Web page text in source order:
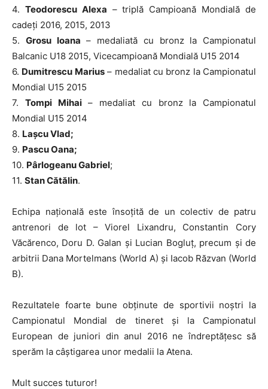
4. Teodorescu Alexa – triplă Campioană Mondială de
cadeți 2016, 2015, 2013
5. Grosu Ioana – medaliată cu bronz la Campionatul
Balcanic U18 2015, Vicecampioană Mondială U15 2014
6. Dumitrescu Marius– medaliat cu bronz la Campionatul
Mondial U15 2015
7. Tompi Mihai– medaliat cu bronz la Campionatul
Mondial U15 2014
8. Lașcu Vlad;
9. Pascu Oana;
10. Pârlogeanu Gabriel;
11. Stan Cătălin.
Echipa națională este însoțită de un colectiv de patru
antrenori de lot – Viorel Lixandru, Constantin Cory
Văcărenco, Doru D. Galan și Lucian Bogluț, precum și de
arbitrii Dana Mortelmans (World A) și Iacob Răzvan (World
B).
Rezultatele foarte bune obținute de sportivii noștri la
Campionatul Mondial de tineret și la Campionatul
European de juniori din anul 2016 ne îndreptățesc să
sperăm la câștigarea unor medalii la Atena.
Mult succes tuturor!